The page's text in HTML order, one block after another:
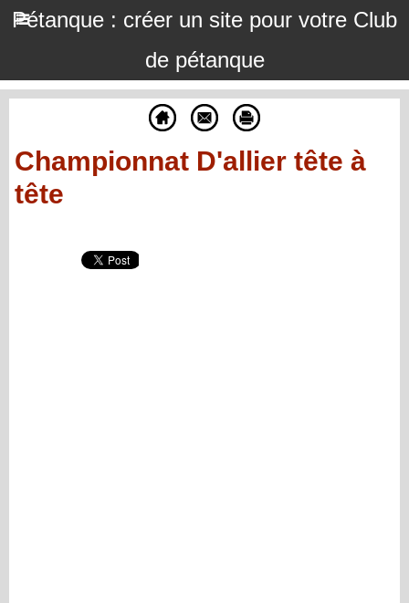
Pétanque : créer un site pour votre Club
de pétanque
Championnat D'allier tête à
tête